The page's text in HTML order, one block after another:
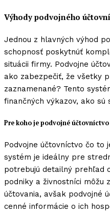
Výhody podvojného
Jednou z hlavných výhod
schopnosť poskytnúť
situácii firmy. Podvojne
ako zabezpečiť, že všetky
zaznamenané? Tento
finančných výkazov, ako
Pre koho je podvojné účtovníctvo
Podvojne účtovníctvo čo to
systém je ideálny pre
potrebujú detailný prehľad
podniky a živnostníci môžu
účtovania, avšak podvojné
cenné informácie o ich